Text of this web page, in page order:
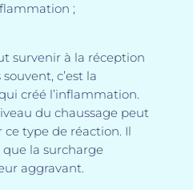
;
survenir à la réception
c’est la
créé l’inflammation.
du chaussage peut
type de réaction. Il
la surcharge
aggravant.